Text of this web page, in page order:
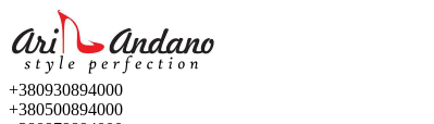
+380930894000
+380500894000